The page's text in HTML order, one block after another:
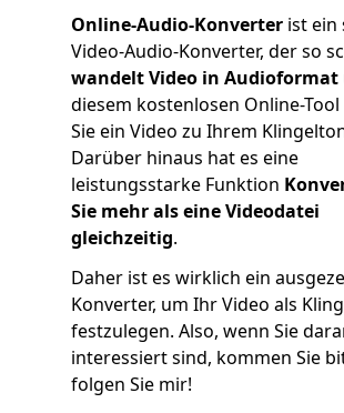
Online-Audio-Konverter ist ein
Video-Audio-Konverter, der so
wandelt Video in Audioformat
diesem kostenlosen Online-
Sie ein Video zu Ihrem
Darüber hinaus hat es eine
leistungsstarke Funktion
Sie mehr als eine Videodatei
gleichzeitig.
Daher ist es wirklich ein
Konverter, um Ihr Video als
festzulegen. Also, wenn Sie
interessiert sind, kommen Sie
folgen Sie mir!